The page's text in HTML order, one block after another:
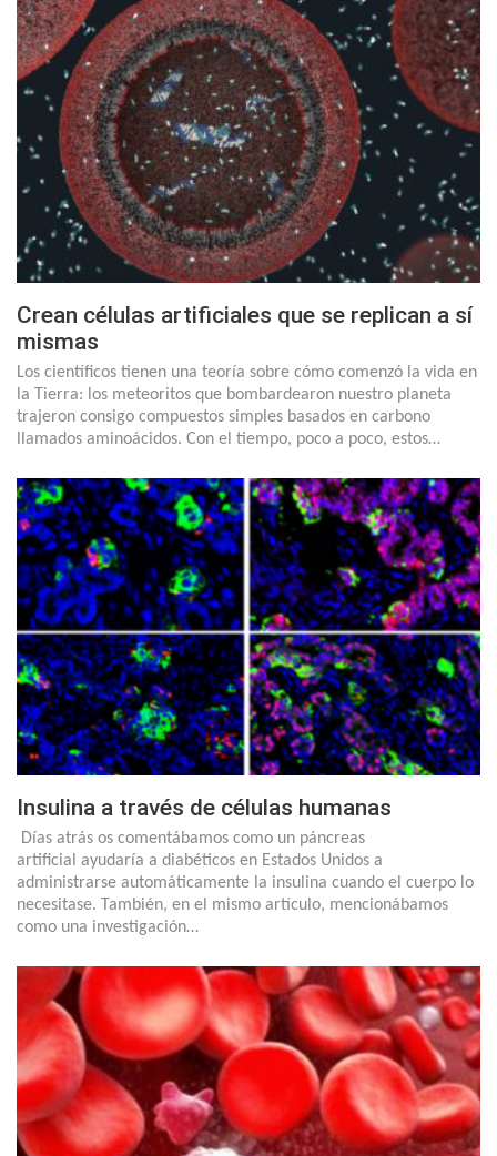
Crean células artificiales que se replican a sí
mismas
Los científicos tienen una teoría sobre cómo comenzó la vida en
la Tierra: los meteoritos que bombardearon nuestro planeta
trajeron consigo compuestos simples basados en carbono
llamados aminoácidos. Con el tiempo, poco a poco, estos…
Insulina a través de células humanas
Días atrás os comentábamos como un páncreas
artificial ayudaría a diabéticos en Estados Unidos a
administrarse automáticamente la insulina cuando el cuerpo lo
necesitase. También, en el mismo artículo, mencionábamos
como una investigación…